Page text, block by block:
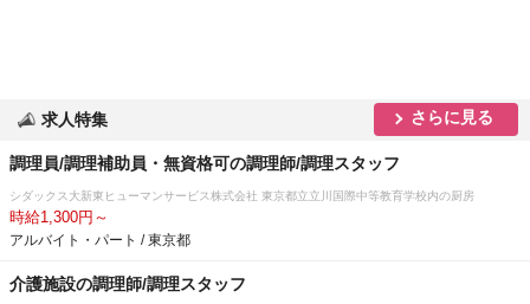
求人特集 さらに見る
調理員/調理補助員・無資格可の調理師/調理スタッフ
シダックス大新東ヒューマンサービス株式会社 東京都立立川国際中等教育学校内の厨房
時給1,300円～
アルバイト・パート / 東京都
介護施設の調理師/調理スタッフ